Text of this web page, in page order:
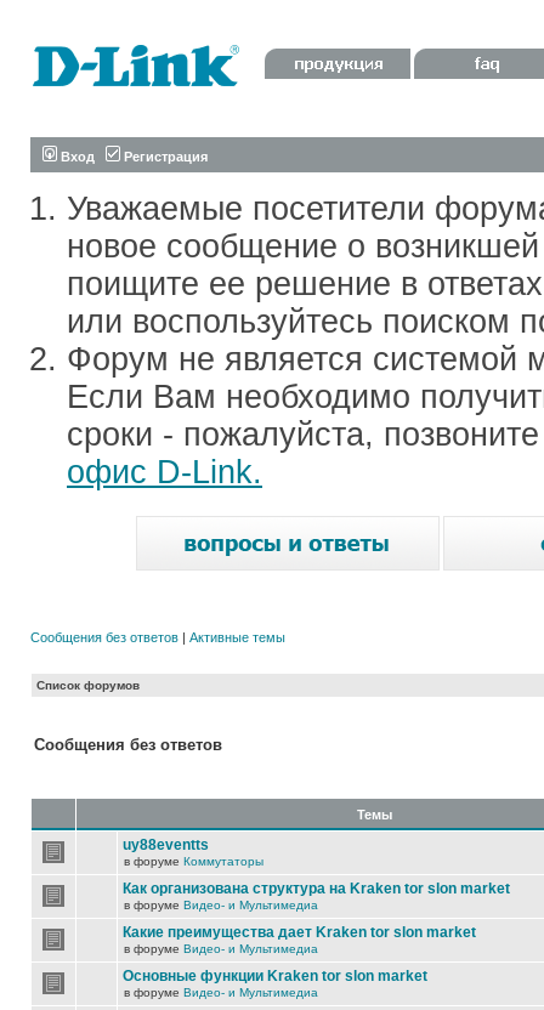
Вход Регистрация
Уважаемые посетители
новое сообщение о
поищите ее решение в
или воспользуйтесь поиском
Форум не является системой
Если Вам необходимо
сроки - пожалуйста,
офис D-Link.
Сообщения без ответов | Активные темы
Список форумов
Сообщения без ответов
Темы
uy88eventts
в форуме Коммутаторы
Как организована структура на Kraken tor slon market
в форуме Видео- и Мультимедиа
Какие преимущества дает Kraken tor slon market
в форуме Видео- и Мультимедиа
Основные функции Kraken tor slon market
в форуме Видео- и Мультимедиа